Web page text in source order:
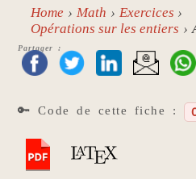
Home Math
Exercices
Opérations sur les entiers
Partager :
🔑 Code de cette fiche :